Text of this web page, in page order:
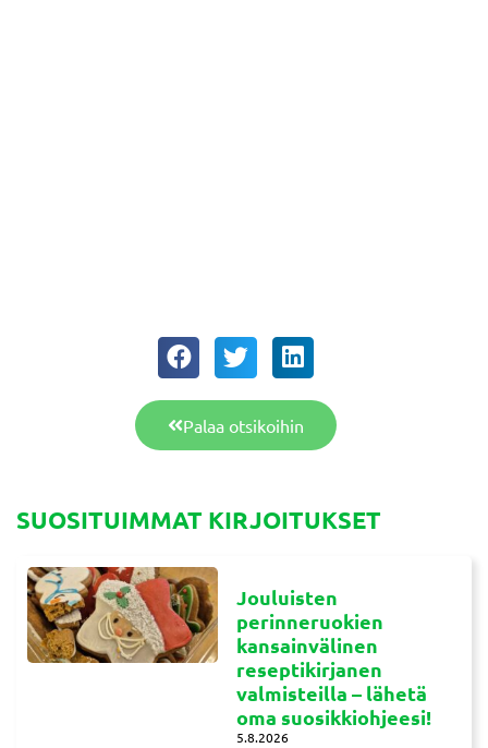
Palaa otsikoihin
SUOSITUIMMAT KIRJOITUKSET
Jouluisten
perinneruokien
kansainvälinen
reseptikirjanen
valmisteilla – lähetä
oma suosikkiohjeesi!
5.8.2026